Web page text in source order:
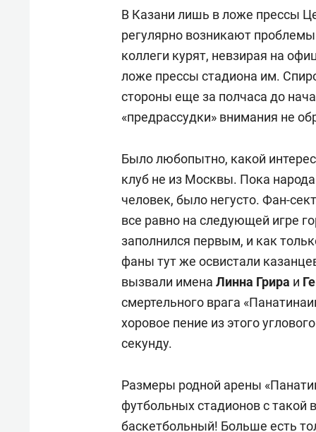
В Казани лишь в ложе прессы
регулярно возникают
коллеги курят, невзирая на
ложе прессы стадиона им.
стороны еще за полчаса до
«предрассудки» внимания не
Было любопытно, какой
клуб не из Москвы. Пока
человек, было негусто. Фан-
все равно на следующей игре
заполнился первым, и как
фаны тут же освистали
вызвали имена Линна Грира и
смертельного врага
хоровое пение из этого
секунду.
Размеры родной арены
футбольных стадионов с такой
баскетбольный! Больше есть